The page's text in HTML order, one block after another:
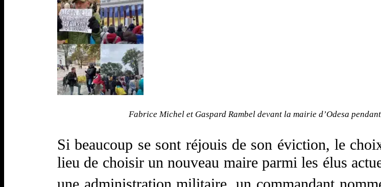
Fabrice Michel et Gaspard Rambel devant la mairie d’Odesa
Si beaucoup se sont réjouis de son éviction, le
lieu de choisir un nouveau maire parmi les élus